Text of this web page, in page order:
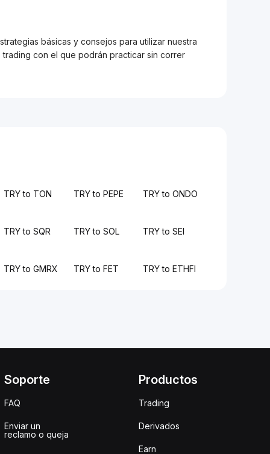
básicas y consejos para utilizar nuestra
con el que podrán practicar sin correr
TRY to TON TRY to PEPE TRY to ONDO
TRY to SQR TRY to SOL TRY to SEI
TRY to GMRX TRY to FET TRY to ETHFI
Soporte
FAQ
Enviar un
reclamo o queja
Productos
Trading
Derivados
Earn